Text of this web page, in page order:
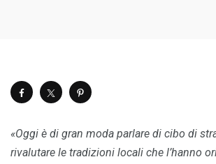
«Oggi è di gran moda parlare di cibo di
rivalutare le tradizioni locali che l’hanno